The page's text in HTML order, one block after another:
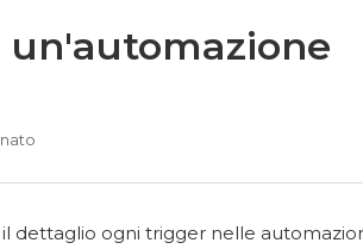
dettaglio ogni trigger nelle